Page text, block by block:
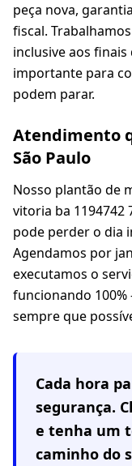
peça nova,
fiscal.
inclusive aos
importante para
podem parar.
Atendimento
São Paulo
Nosso plantão de
vitoria ba 1194742
pode perder o dia
Agendamos por
executamos o
funcionando
sempre que
Cada hora
segurança.
e tenha um
caminho do